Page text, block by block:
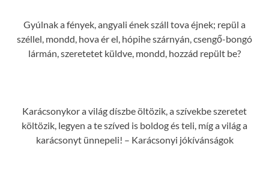
Gyúlnak a fények, angyali ének száll tova éjnek; repül a
széllel, mondd, hova ér el, hópihe szárnyán, csengő-bongó
lármán, szeretetet küldve, mondd, hozzád repült be?
Karácsonykor a világ díszbe öltözik, a szívekbe szeretet
költözik, legyen a te szíved is boldog és teli, míg a világ a
karácsonyt ünnepeli! – Karácsonyi jókívánságok